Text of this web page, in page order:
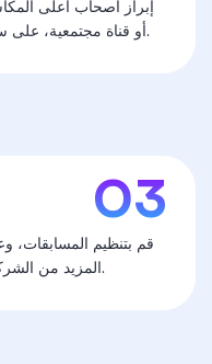
إبراز أصحاب أعلى
أو قناة مجتمعية، على سبيل المثال من خلال لوحة المتصدرين.
قم بتنظيم المسابقات،
المزيد من الشركاء أو مشاركة المزيد من الجيجابايتات.